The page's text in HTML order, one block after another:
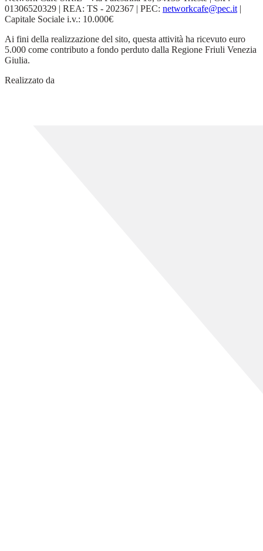
01306520329 | REA: TS - 202367 | PEC: networkcafe@pec.it|
Capitale Sociale i.v.: 10.000€
Ai fini della realizzazione del sito, questa attività ha ricevuto euro
5.000 come contributo a fondo perduto dalla Regione Friuli Venezia
Giulia.
Realizzato da